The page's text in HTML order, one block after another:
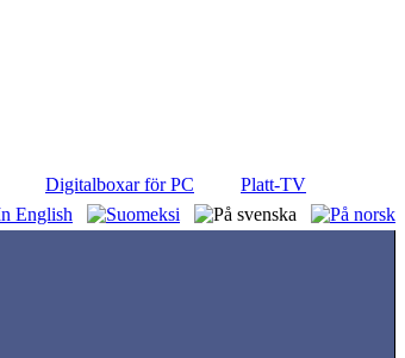
Digitalboxar för PC
Platt-TV